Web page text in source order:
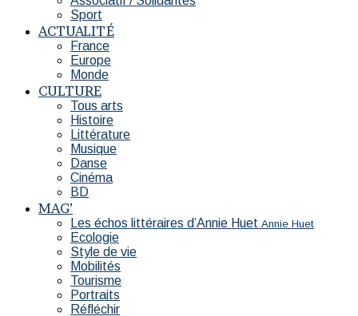
Sport
ACTUALITÉ
France
Europe
Monde
CULTURE
Tous arts
Histoire
Littérature
Musique
Danse
Cinéma
BD
MAG’
Les échos littéraires d’Annie Huet Annie Huet
Ecologie
Style de vie
Mobilités
Tourisme
Portraits
Réfléchir